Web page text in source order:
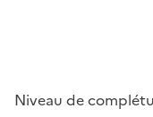
Niveau de